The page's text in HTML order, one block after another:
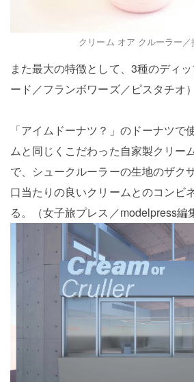
クリーム オア クルーラー／
また最大の特徴として、3種のディ
ード／フランボワーズ／ピスタチオ
「アイムドーナツ？」のドーナツで
ムと同じくこだわった自家製クリー
で、シュークルーラーの生地のザク
口当たりの良いクリームとのコンビ
る。（女子旅プレス／modelpress編